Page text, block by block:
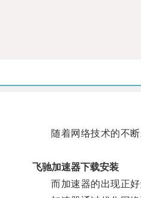
随着网络技术的不断
飞驰加速器下载安装
而加速器的出现正好